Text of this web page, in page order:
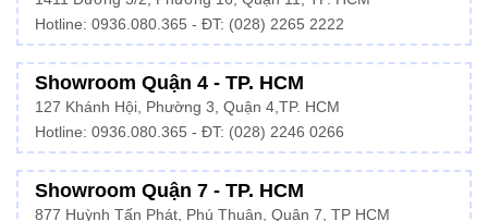
Hotline: 0936.080.365 - ĐT: (028) 2265 2222
Showroom Quận 4 - TP. HCM
127 Khánh Hội, Phường 3, Quận 4,TP. HCM
Hotline: 0936.080.365 - ĐT: (028) 2246 0266
Showroom Quận 7 - TP. HCM
877 Huỳnh Tấn Phát, Phú Thuận, Quận 7, TP HCM